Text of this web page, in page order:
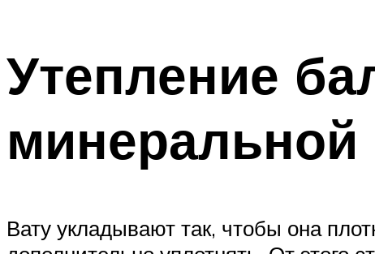
Утепление
минеральной
Вату укладывают так, чтобы она